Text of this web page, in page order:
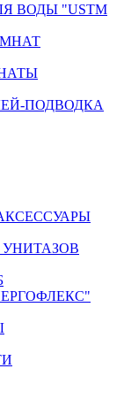
ВОДЫ "USTM
ПОДВОДКА